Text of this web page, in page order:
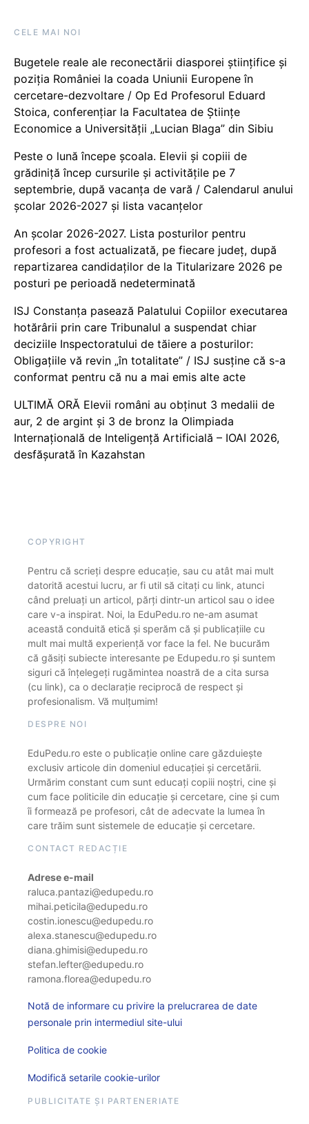
CELE MAI NOI
Bugetele reale ale reconectării diasporei științifice și
poziția României la coada Uniunii Europene în
cercetare-dezvoltare / Op Ed Profesorul Eduard
Stoica, conferențiar la Facultatea de Științe
Economice a Universității „Lucian Blaga” din Sibiu
Peste o lună începe școala. Elevii și copiii de
grădiniță încep cursurile și activitățile pe 7
septembrie, după vacanța de vară / Calendarul anului
școlar 2026-2027 și lista vacanțelor
An școlar 2026-2027. Lista posturilor pentru
profesori a fost actualizată, pe fiecare județ, după
repartizarea candidaților de la Titularizare 2026 pe
posturi pe perioadă nedeterminată
ISJ Constanța pasează Palatului Copiilor executarea
hotărârii prin care Tribunalul a suspendat chiar
deciziile Inspectoratului de tăiere a posturilor:
Obligațiile vă revin „în totalitate” / ISJ susține că s-a
conformat pentru că nu a mai emis alte acte
ULTIMĂ ORĂ Elevii români au obținut 3 medalii de
aur, 2 de argint și 3 de bronz la Olimpiada
Internațională de Inteligență Artificială – IOAI 2026,
desfășurată în Kazahstan
COPYRIGHT
Pentru că scrieți despre educație, sau cu atât mai mult
datorită acestui lucru, ar fi util să citați cu link, atunci
când preluați un articol, părți dintr-un articol sau o idee
care v-a inspirat. Noi, la EduPedu.ro ne-am asumat
această conduită etică și sperăm că și publicațiile cu
mult mai multă experiență vor face la fel. Ne bucurăm
că găsiți subiecte interesante pe Edupedu.ro și suntem
siguri că înțelegeți rugămintea noastră de a cita sursa
(cu link), ca o declarație reciprocă de respect și
profesionalism. Vă mulțumim!
DESPRE NOI
EduPedu.ro este o publicație online care găzduiește
exclusiv articole din domeniul educației și cercetării.
Urmărim constant cum sunt educați copiii noștri, cine și
cum face politicile din educație și cercetare, cine și cum
îi formează pe profesori, cât de adecvate la lumea în
care trăim sunt sistemele de educație și cercetare.
CONTACT REDACȚIE
Adrese e-mail
raluca.pantazi@edupedu.ro
mihai.peticila@edupedu.ro
costin.ionescu@edupedu.ro
alexa.stanescu@edupedu.ro
diana.ghimisi@edupedu.ro
stefan.lefter@edupedu.ro
ramona.florea@edupedu.ro
Notă de informare cu privire la prelucrarea de date
personale prin intermediul site-ului
Politica de cookie
Modifică setarile cookie-urilor
PUBLICITATE ȘI PARTENERIATE